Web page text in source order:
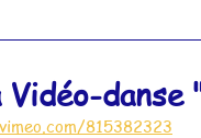
danse
815382323